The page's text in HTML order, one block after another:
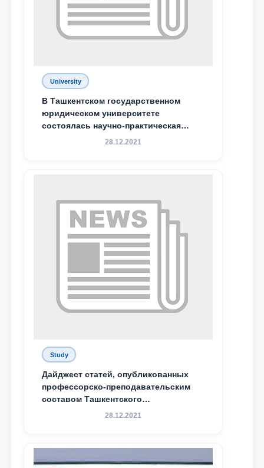
Phone number
send
University
В Ташкентском государственном
юридическом университете
состоялась научно-практическая
конференция магистрантов
28.12.2021
Study
Дайджест статей, опубликованных
профессорско-преподавательским
составом Ташкентского
государственного юридического
доведения до международного
сообщества результатов реформ и
28.12.2021